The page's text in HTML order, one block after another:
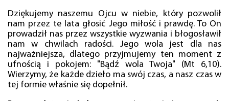
Dziękujemy naszemu Ojcu w niebie, który pozwolił
nam przez te lata głosić Jego miłość i prawdę. To On
prowadził nas przez wszystkie wyzwania i błogosławił
nam w chwilach radości. Jego wola jest dla nas
najważniejsza, dlatego przyjmujemy ten moment z
ufnością i pokojem: "Bądź wola Twoja" (Mt 6,10).
Wierzymy, że każde dzieło ma swój czas, a nasz czas w
tej formie właśnie się dopełnił.